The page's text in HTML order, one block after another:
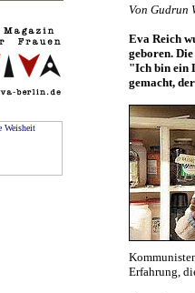
Von Gudrun
Eva Reich
geboren.
"Ich bin ein
gemacht,
Erfahrung,